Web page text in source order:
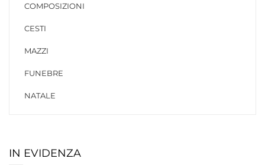
COMPOSIZIONI
CESTI
MAZZI
FUNEBRE
NATALE
IN EVIDENZA